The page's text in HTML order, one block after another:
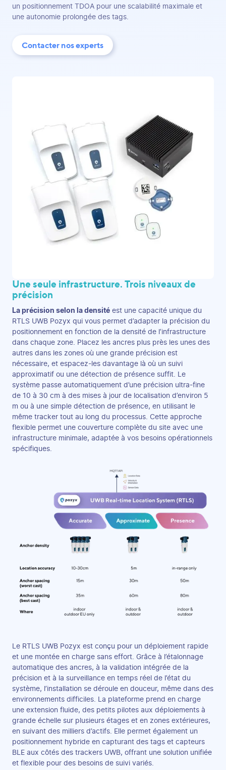
un positionnement TDOA pour une scalabilité maximale et
une autonomie prolongée des tags.
Contacter nos experts
Une seule infrastructure. Trois niveaux de
précision
La précision selon la densité est une capacité unique du
RTLS UWB Pozyx qui vous permet d’adapter la précision du
positionnement en fonction de la densité de l’infrastructure
dans chaque zone. Placez les ancres plus près les unes des
autres dans les zones où une grande précision est
nécessaire, et espacez-les davantage là où un suivi
approximatif ou une détection de présence suffit. Le
système passe automatiquement d’une précision ultra-fine
de 10 à 30 cm à des mises à jour de localisation d’environ 5
m ou à une simple détection de présence, en utilisant le
même tracker tout au long du processus. Cette approche
flexible permet une couverture complète du site avec une
infrastructure minimale, adaptée à vos besoins opérationnels
spécifiques.
Le RTLS UWB Pozyx est conçu pour un déploiement rapide
et une montée en charge sans effort. Grâce à l’étalonnage
automatique des ancres, à la validation intégrée de la
précision et à la surveillance en temps réel de l’état du
système, l’installation se déroule en douceur, même dans des
environnements difficiles. La plateforme prend en charge
une extension fluide, des petits pilotes aux déploiements à
grande échelle sur plusieurs étages et en zones extérieures,
en suivant des milliers d’actifs. Elle permet également un
positionnement hybride en capturant des tags et capteurs
BLE aux côtés des trackers UWB, offrant une solution unifiée
et flexible pour des besoins de suivi variés.